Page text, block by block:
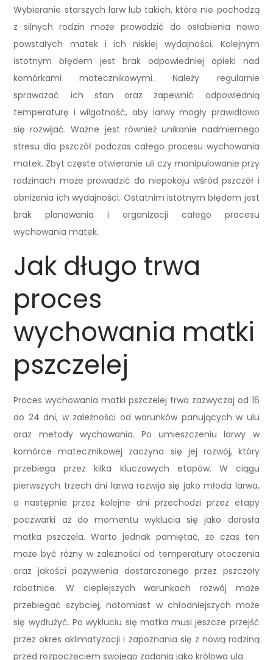
Wybieranie starszych larw lub takich, które nie pochodzą
z silnych rodzin może prowadzić do osłabienia nowo
powstałych matek i ich niskiej wydajności. Kolejnym
istotnym błędem jest brak odpowiedniej opieki nad
komórkami matecznikowymi. Należy regularnie
sprawdzać ich stan oraz zapewnić odpowiednią
temperaturę i wilgotność, aby larwy mogły prawidłowo
się rozwijać. Ważne jest również unikanie nadmiernego
stresu dla pszczół podczas całego procesu wychowania
matek. Zbyt częste otwieranie uli czy manipulowanie przy
rodzinach może prowadzić do niepokoju wśród pszczół i
obniżenia ich wydajności. Ostatnim istotnym błędem jest
brak planowania i organizacji całego procesu
wychowania matek.
Jak długo trwa
proces
wychowania matki
pszczelej
Proces wychowania matki pszczelej trwa zazwyczaj od 16
do 24 dni, w zależności od warunków panujących w ulu
oraz metody wychowania. Po umieszczeniu larwy w
komórce matecznikowej zaczyna się jej rozwój, który
przebiega przez kilka kluczowych etapów. W ciągu
pierwszych trzech dni larwa rozwija się jako młoda larwa,
a następnie przez kolejne dni przechodzi przez etapy
poczwarki aż do momentu wyklucia się jako dorosła
matka pszczela. Warto jednak pamiętać, że czas ten
może być różny w zależności od temperatury otoczenia
oraz jakości pożywienia dostarczanego przez pszczoły
robotnice. W cieplejszych warunkach rozwój może
przebiegać szybciej, natomiast w chłodniejszych może
się wydłużyć. Po wykluciu się matka musi jeszcze przejść
przez okres aklimatyzacji i zapoznania się z nową rodziną
przed rozpoczęciem swojego zadania jako królowa ula.